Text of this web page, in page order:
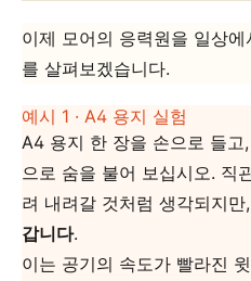
이제 모어의 응력원을 일상
를 살펴보겠습니다.
예시 1 · A4 용지 실험
A4 용지 한 장을 손으로 들
으로 숨을 불어 보십시오. 직
려 내려갈 것처럼 생각되지
갑니다.
이는 공기의 속도가 빨라진